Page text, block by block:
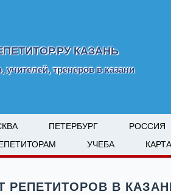
КАЗАНЬ
учителей, тренеров в казани
ПЕТЕРБУРГ
РОССИЯ
УЧЕБА
РЕПЕТИТОРОВ В